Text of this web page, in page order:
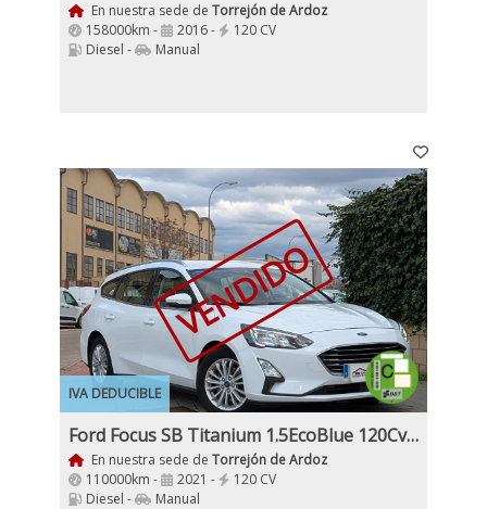
En nuestra sede de Torrejón de Ardoz
158000km -
2016 -
120 CV
Diesel -
Manual
IVA DEDUCIBLE
VENDIDO
Ford Focus SB Titanium 1.5EcoBlue 120Cv 6Velocidade Etiqueta C Nacional IVa y Garantía
En nuestra sede de Torrejón de Ardoz
110000km -
2021 -
120 CV
Diesel -
Manual